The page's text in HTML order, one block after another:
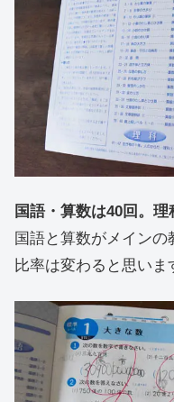
国語・算数は40回。理
国語と算数がメイン
比率は変わると思いま